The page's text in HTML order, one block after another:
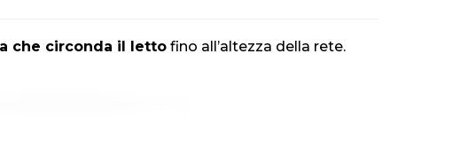
che circonda il lettofino all’altezza della rete.